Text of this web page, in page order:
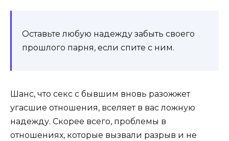
Оставьте любую надежду забыть своего
прошлого парня, если спите с ним.
Шанс, что секс с бывшим вновь разожжет
угасшие отношения, вселяет в вас ложную
надежду. Скорее всего, проблемы в
отношениях, которые вызвали разрыв и не